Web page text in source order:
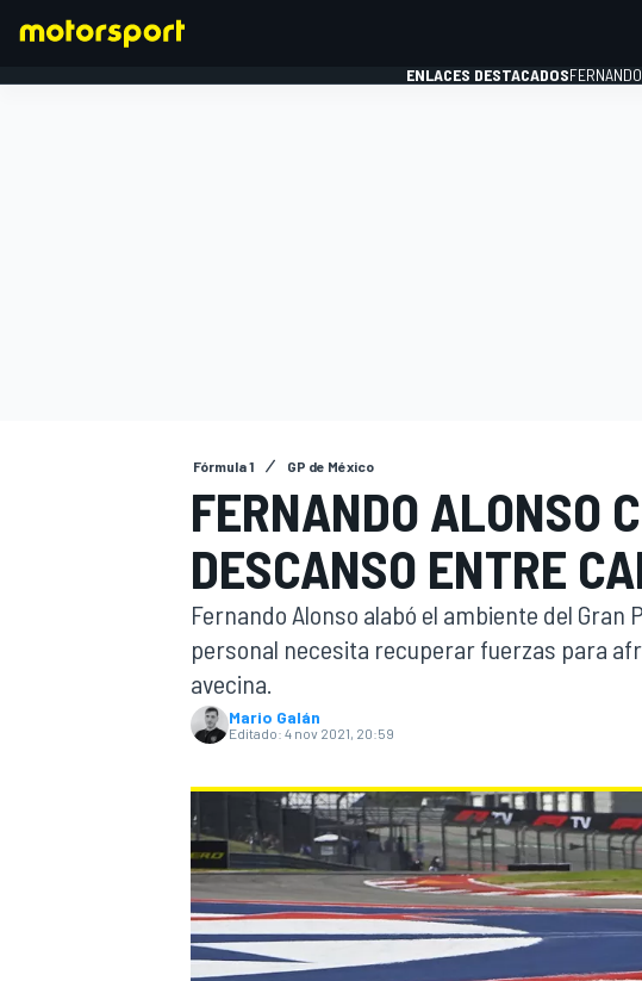
WEC FÓRMULA E
ENLACES DESTACADOS
Fórmula 1 GP de México
FERNANDO ALONSO
DESCANSO ENTRE
Fernando Alonso alabó el ambiente del Gran
personal necesita recuperar fuerzas para
avecina.
Mario Galán
Editado: 4 nov 2021, 20:59